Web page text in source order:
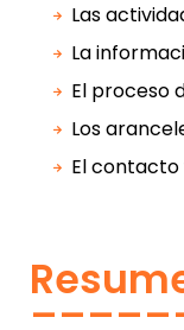
Las
La
El proceso
Los
El contacto